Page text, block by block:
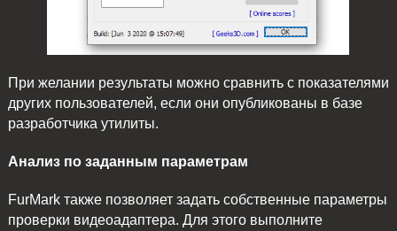
При желании результаты можно сравнить с показателями
других пользователей, если они опубликованы в базе
разработчика утилиты.
Анализ по заданным параметрам
FurMark также позволяет задать собственные параметры
проверки видеоадаптера. Для этого выполните